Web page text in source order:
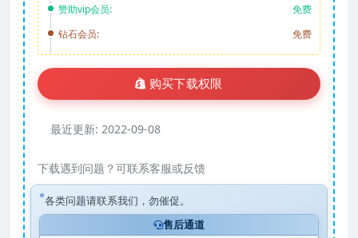
赞助vip会员:
免费
钻石会员:
免费
购买下载权限
最近更新: 2022-09-08
下载遇到问题？可联系客服或反馈
各类问题请联系我们，勿催促。
售后通道